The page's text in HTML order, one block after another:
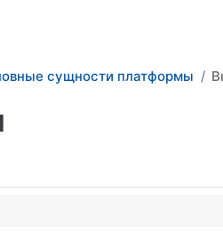
сущности платформы